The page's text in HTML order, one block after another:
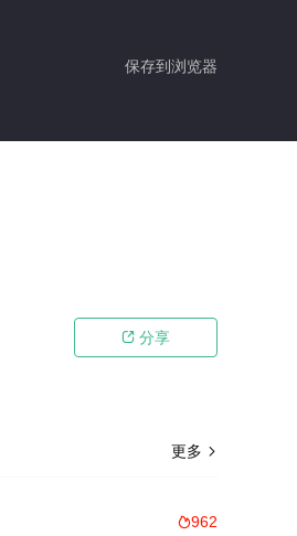
保存到浏览器
 分享
更多 
962